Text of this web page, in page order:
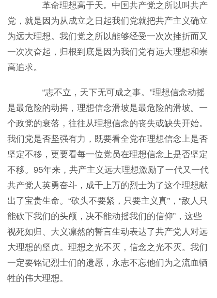
革命理想高于天。中国共产党之所以叫共产
党，就是因为从成立之日起我们党就把共产主义确立
为远大理想。我们党之所以能够经受一次次挫折而又
一次次奋起，归根到底是因为我们党有远大理想和崇
高追求。
“志不立，天下无可成之事。”理想信念动摇
是最危险的动摇，理想信念滑坡是最危险的滑坡。一
个政党的衰落，往往从理想信念的丧失或缺失开始。
我们党是否坚强有力，既要看全党在理想信念上是否
坚定不移，更要看每一位党员在理想信念上是否坚定
不移。95年来，共产主义远大理想激励了一代又一代
共产党人英勇奋斗，成千上万的烈士为了这个理想献
出了宝贵生命。“砍头不要紧，只要主义真”，“敌人只
能砍下我们的头颅，决不能动摇我们的信仰”，这些
视死如归、大义凛然的誓言生动表达了共产党人对远
大理想的坚贞。理想之光不灭，信念之光不灭。我们
一定要铭记烈士们的遗愿，永志不忘他们为之流血牺
牲的伟大理想。